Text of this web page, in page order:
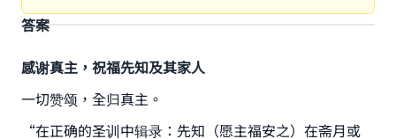
答案
感谢真主，祝福先知及其家人
一切赞颂，全归真主。
“在正确的圣训中辑录：先知（愿主福安之）在斋月或